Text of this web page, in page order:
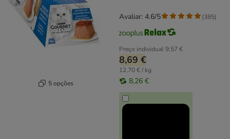
5 opções
Preço individual9,57 €
8,69 €
12,70 € / kg
8,26 €
Avaliar: 4.6/5 (385)